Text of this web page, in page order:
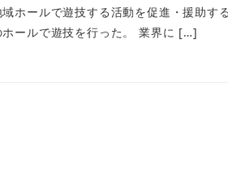
ホールで遊技する活動を促進・援助す
ホールで遊技を行った。 業界に […]